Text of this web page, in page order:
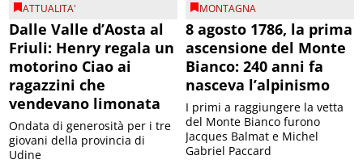
ATTUALITA'
Dalle Valle d’Aosta al
Friuli: Henry regala un
motorino Ciao ai
ragazzini che
vendevano limonata
Ondata di generosità per i tre
giovani della provincia di
Udine
MONTAGNA
8 agosto 1786, la prima
ascensione del Monte
Bianco: 240 anni fa
nasceva l’alpinismo
I primi a raggiungere la vetta
del Monte Bianco furono
Jacques Balmat e Michel
Gabriel Paccard